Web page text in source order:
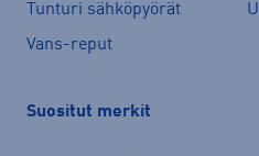
Tunturi sähköpyörät
Vans-reput
Suositut merkit